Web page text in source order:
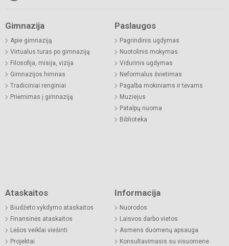
Gimnazija
Apie gimnaziją
Virtualus turas po gimnaziją
Filosofija, misija, vizija
Gimnazijos himnas
Tradiciniai renginiai
Priėmimas į gimnaziją
Paslaugos
Pagrindinis ugdymas
Nuotolinis mokymas
Vidurinis ugdymas
Neformalus švietimas
Pagalba mokiniams ir tėvams
Muziejus
Patalpų nuoma
Biblioteka
Ataskaitos
Biudžeto vykdymo ataskaitos
Finansinės ataskaitos
Lėšos veiklai viešinti
Projektai
Informacija
Nuorodos
Laisvos darbo vietos
Asmens duomenų apsauga
Konsultavimasis su visuomene